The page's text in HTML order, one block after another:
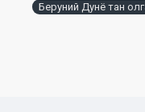
Беруний Дунё тан